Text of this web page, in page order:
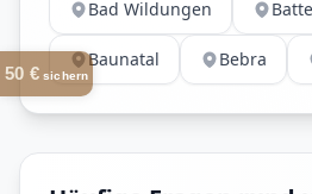
Bad Wildungen
Baunatal Bebra
50 €sichern